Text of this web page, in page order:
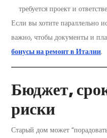
требуется проект и
Если вы хотите параллельно
важно, чтобы документы и
бонусы на ремонт в Италии.
Бюджет,
риски
Старый дом может